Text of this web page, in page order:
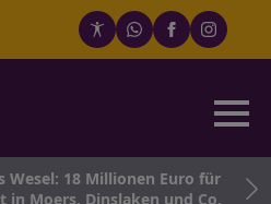
Wesel: 18 Millionen Euro für
Moers, Dinslaken und Co.